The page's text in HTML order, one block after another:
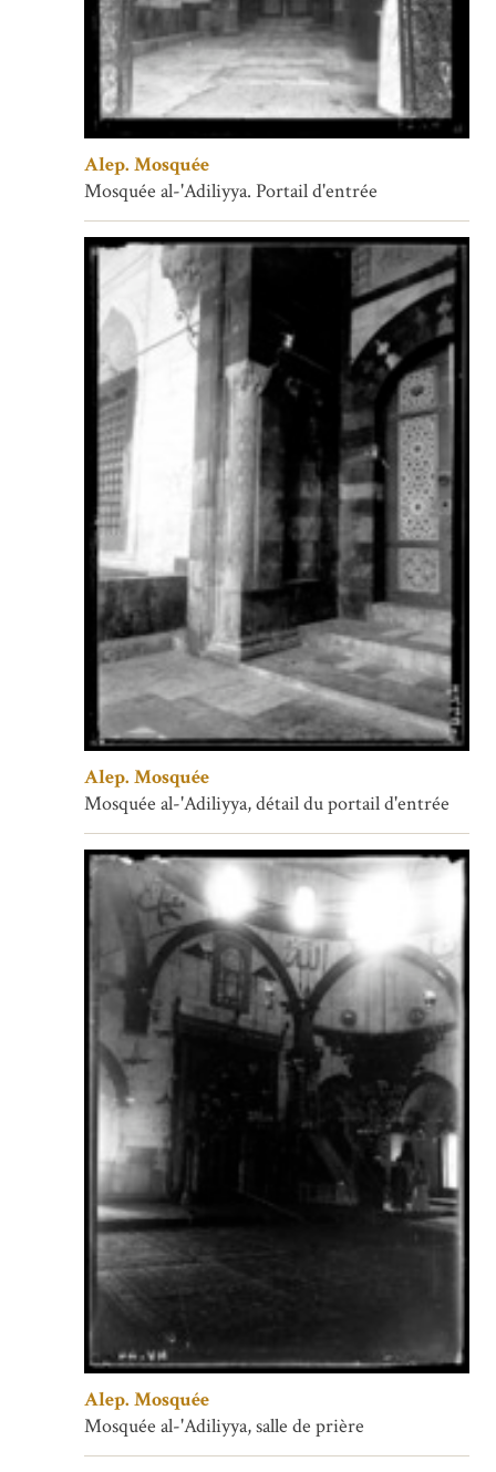
Alep. Mosquée
Mosquée al-'Adiliyya. Portail d'entrée
Alep. Mosquée
Mosquée al-'Adiliyya, détail du portail d'entrée
Alep. Mosquée
Mosquée al-'Adiliyya, salle de prière